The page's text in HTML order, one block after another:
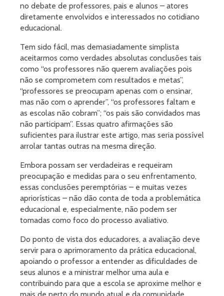
no debate de professores, pais e alunos – atores
diretamente envolvidos e interessados no cotidiano
educacional.
Tem sido fácil, mas demasiadamente simplista
aceitarmos como verdades absolutas conclusões tais
como “os professores não querem avaliações pois
não se comprometem com resultados e metas”,
“professores se preocupam apenas com o ensinar,
mas não com o aprender”, “os professores faltam e
as escolas não cobram”; “os pais são convidados mas
não participam”. Essas quatro afirmações são
suficientes para ilustrar este artigo, mas seria possível
arrolar tantas outras na mesma direção.
Embora possam ser verdadeiras e requeiram
preocupação e medidas para o seu enfrentamento,
essas conclusões peremptórias – e muitas vezes
apriorísticas – não dão conta de toda a problemática
educacional e, especialmente, não podem ser
tomadas como foco do processo avaliativo.
Do ponto de vista dos educadores, a avaliação deve
servir para o aprimoramento da prática educacional,
apoiando o professor a entender as dificuldades de
seus alunos e a ministrar melhor uma aula e
contribuindo para que a escola se aproxime melhor e